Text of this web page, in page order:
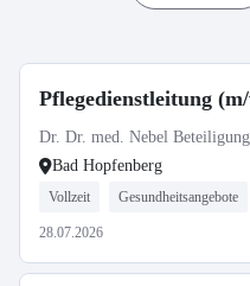
Pflegedienstleitung
Dr. Dr. med. Nebel
Bad Hopfenberg
Vollzeit Gesundheitsangebote
28.07.2026